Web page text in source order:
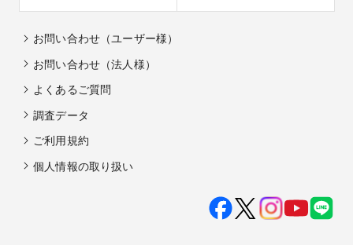
お問い合わせ（ユーザー様）
お問い合わせ（法人様）
よくあるご質問
調査データ
ご利用規約
個人情報の取り扱い